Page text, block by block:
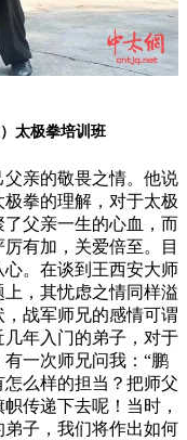
太极拳培训班
亲的敬畏之情。他说
拳的理解，对于太极
父亲一生的心血，而
有加，关爱倍至。目
。在谈到王西安大师
，其忧虑之情同样溢
战军师兄的感情可谓
年入门的弟子，对于
一次师兄问我：“鹏
么样的担当？把师父
传递下去呢！当时，
子，我们将作出如何